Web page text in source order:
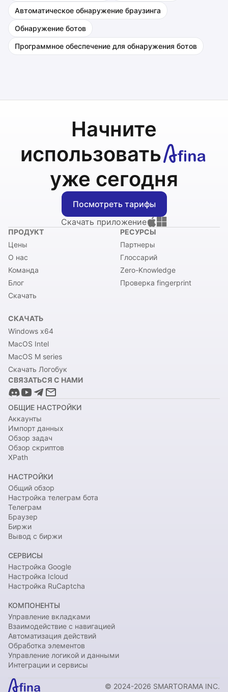
Автоматическое обнаружение браузинга
Обнаружение ботов
Программное обеспечение для обнаружения ботов
Начните
использовать
уже сегодня
Посмотреть тарифы
Скачать приложение
ПРОДУКТ
Цены
О нас
Команда
Блог
Скачать
РЕСУРСЫ
Партнеры
Глоссарий
Zero-Knowledge
Проверка fingerprint
СКАЧАТЬ
Windows x64
MacOS Intel
MacOS M series
Скачать Логобук
СВЯЗАТЬСЯ С НАМИ
ОБЩИЕ НАСТРОЙКИ
Аккаунты
Импорт данных
Обзор задач
Обзор скриптов
XPath
НАСТРОЙКИ
Общий обзор
Настройка телеграм бота
Телеграм
Браузер
Биржи
Вывод с биржи
СЕРВИСЫ
Настройка Google
Настройка Icloud
Настройка RuCaptcha
КОМПОНЕНТЫ
Управление вкладками
Взаимодействие с навигацией
Автоматизация действий
Обработка элементов
Управление логикой и данными
Интеграции и сервисы
© 2024-2026 SMARTORAMA INC.